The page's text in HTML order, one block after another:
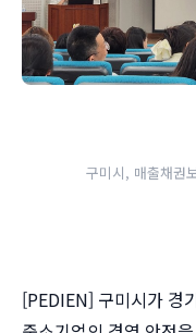
구미시, 매출채권
[PEDIEN] 구미시가 경